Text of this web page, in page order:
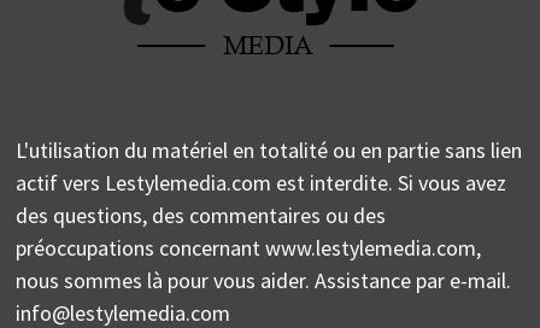
L'utilisation du matériel en totalité ou en partie sans lien
actif vers Lestylemedia.com est interdite. Si vous avez
des questions, des commentaires ou des
préoccupations concernant www.lestylemedia.com,
nous sommes là pour vous aider. Assistance par e-mail.
info@lestylemedia.com